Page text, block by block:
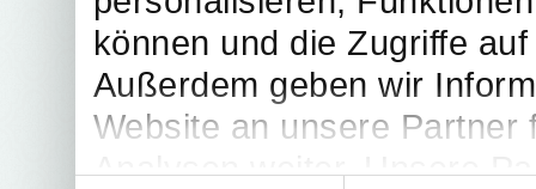
können und die Zugriffe
Außerdem geben wir
Website an unsere Partner
Analysen weiter. Unsere